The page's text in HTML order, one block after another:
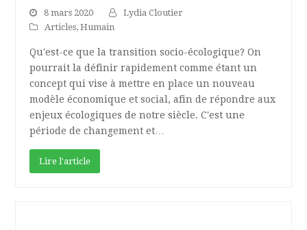
8 mars 2020
Lydia Cloutier
Articles,Humain
Qu'est-ce que la transition socio-écologique? On
pourrait la définir rapidement comme étant un
concept qui vise à mettre en place un nouveau
modèle économique et social, afin de répondre aux
enjeux écologiques de notre siècle. C'est une
période de changement et…
Lire l'article